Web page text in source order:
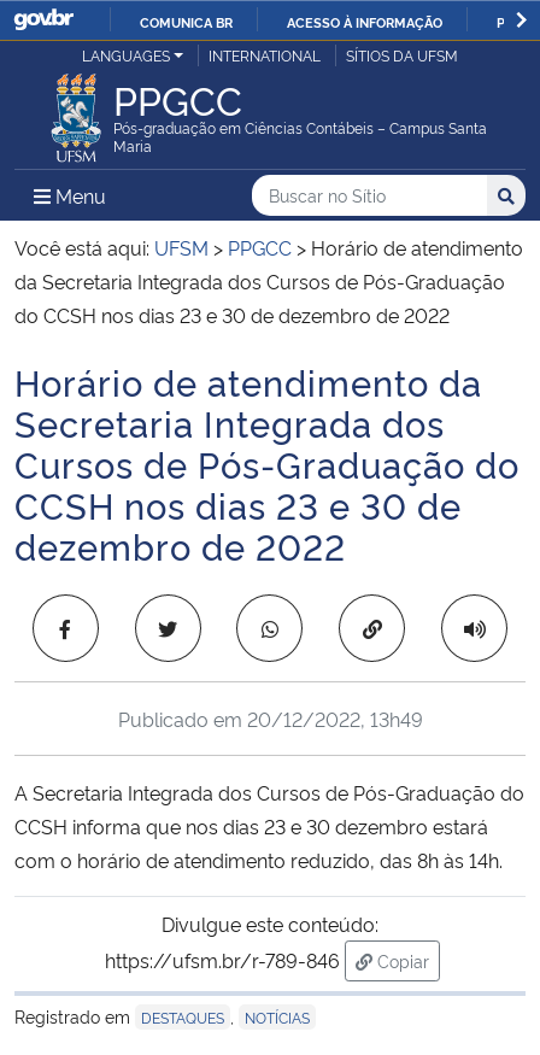
IR
O
COMUNICA BR ACESSO À INFORMAÇÃO
Ministério da Justiça e Segurança Pública
Ministério da Defesa
Ministério das Relações Exteriores
Ministério da Economia
Ministério da Infraestrutura
Ministério da Agricultura, Pecuária e Abastecimento
Ministério da Educação
Ministério da Cidadania
Ministério da Saúde
Ministério de Minas e Energia
Ministério da Ciência, Tecnologia, Inovações e Comunicações
Ministério do Meio Ambiente
Ministério do Desenvolvimento Regional
Controladoria-Geral da União
LANGUAGES INTERNATIONAL SÍTIOS DA UFSM
PPGCC
Pós-graduação em Ciências Contábeis – Campus Santa
Maria
Menu Menu Principal do Sítio
Busca
Buscar no no Sítio
Busca:
Você está aqui: UFSM > PPGCC > Horário de atendimento
da Secretaria Integrada dos Cursos de Pós-Graduação
do CCSH nos dias 23 e 30 de dezembro de 2022
Início do conteúdo
Horário de atendimento da
Secretaria Integrada dos
Cursos de Pós-Graduação do
CCSH nos dias 23 e 30 de
dezembro de 2022
Copiar para área
Publicado em 20/12/2022, 13h49
A Secretaria Integrada dos Cursos de Pós-Graduação do
CCSH informa que nos dias 23 e 30 dezembro estará
com o horário de atendimento reduzido, das 8h às 14h.
Divulgue este conteúdo:
https://ufsm.br/r-789-846
Copiar
para área de
Registrado em
DESTAQUES NOTÍCIAS